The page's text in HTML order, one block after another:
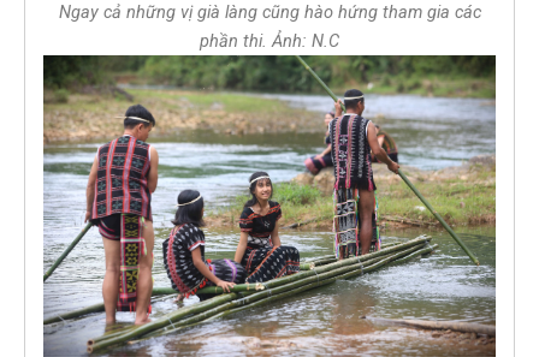
Ngay cả những vị già làng cũng hào hứng tham gia các
phần thi. Ảnh: N.C